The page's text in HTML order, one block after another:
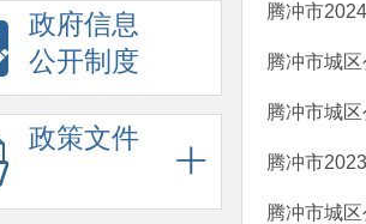
政府信息
公开制度
政策文件
腾冲市
腾冲市城
腾冲市城
腾冲市
腾冲市城